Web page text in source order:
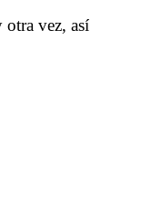
otra vez, así